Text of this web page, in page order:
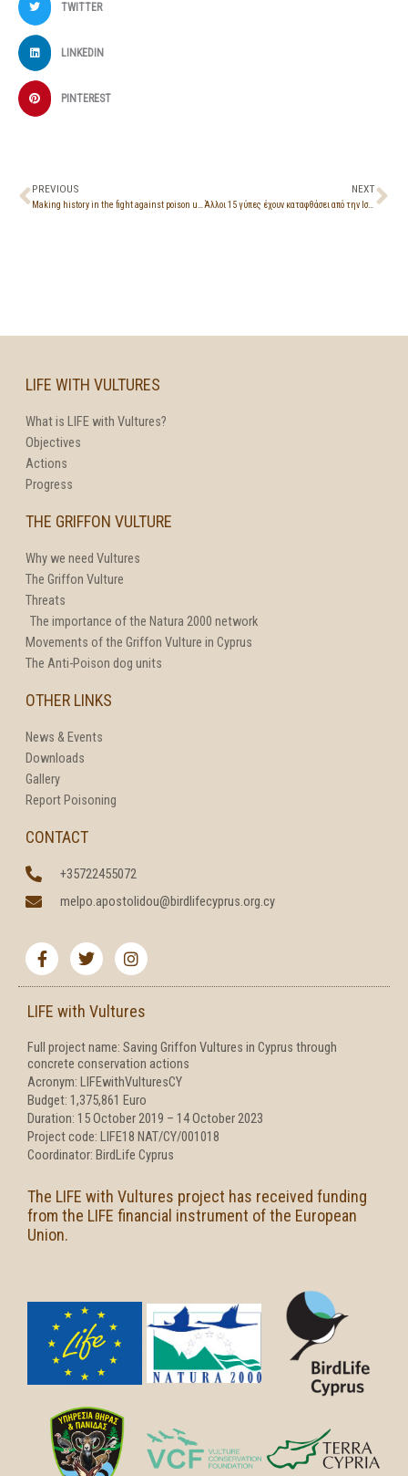
TWITTER
LINKEDIN
PINTEREST
PREVIOUS
Making history in the fight against poison use, a serious wildlife crime
NEXT
Άλλοι 15 γύπες έχουν καταφθάσει από την Ισπανία
LIFE WITH VULTURES
What is LIFE with Vultures?
Objectives
Actions
Progress
THE GRIFFON VULTURE
Why we need Vultures
The Griffon Vulture
Threats
The importance of the Natura 2000 network
Movements of the Griffon Vulture in Cyprus
The Anti-Poison dog units
OTHER LINKS
News & Events
Downloads
Gallery
Report Poisoning
CONTACT
+35722455072
melpo.apostolidou@birdlifecyprus.org.cy
a
c
e
b
o
k
-
f
w
i
t
t
e
n
s
t
g
a
m
LIFE with Vultures
Full project name: Saving Griffon Vultures in Cyprus through
concrete conservation actions
Acronym: LIFEwithVulturesCY
Budget: 1,375,861 Euro
Duration: 15 October 2019 – 14 October 2023
Project code: LIFE18 NAT/CY/001018
Coordinator: BirdLife Cyprus
The LIFE with Vultures project has received funding
from the LIFE financial instrument of the European
Union.